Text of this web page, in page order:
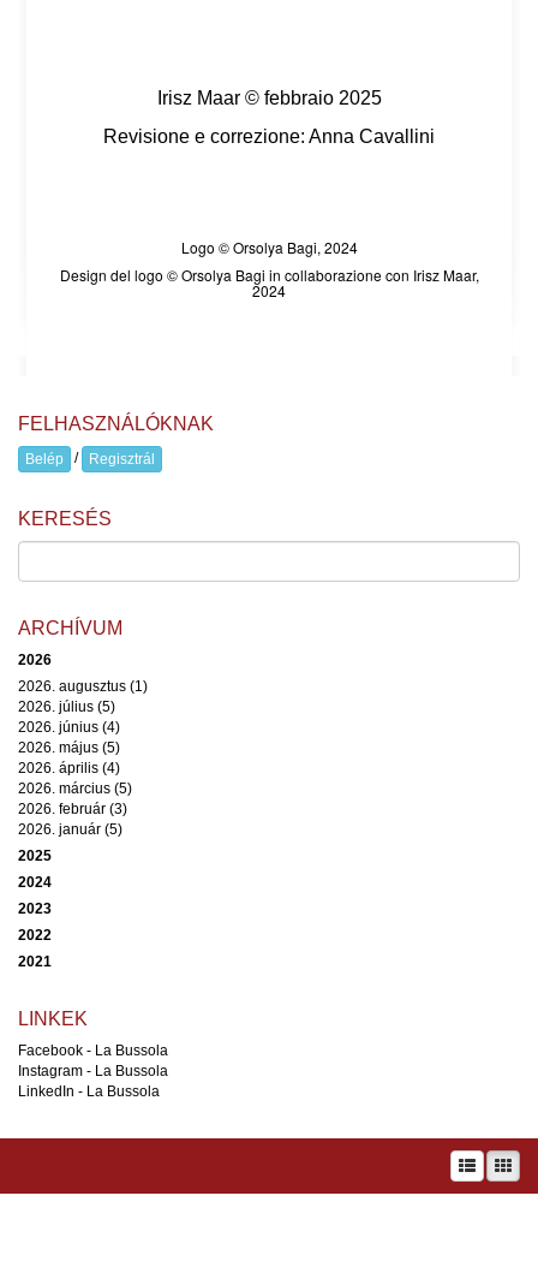
Irisz Maar © febbraio 2025
Revisione e correzione: Anna Cavallini
Logo © Orsolya Bagi, 2024
Design del logo © Orsolya Bagi in collaborazione con Irisz Maar,
2024
FELHASZNÁLÓKNAK
Belép / Regisztrál
KERESÉS
ARCHÍVUM
2026
2026. augusztus (1)
2026. július (5)
2026. június (4)
2026. május (5)
2026. április (4)
2026. március (5)
2026. február (3)
2026. január (5)
2025
2024
2023
2022
2021
LINKEK
Facebook - La Bussola
Instagram - La Bussola
LinkedIn - La Bussola